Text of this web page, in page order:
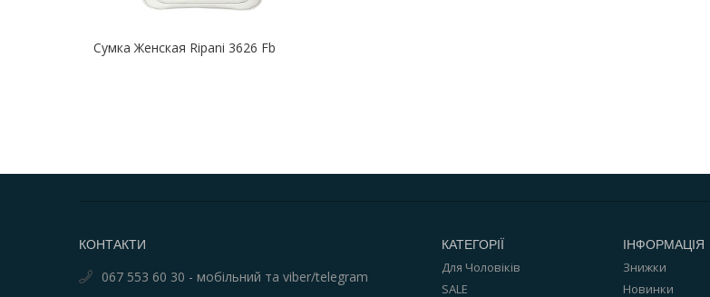
Сумка Женская Ripani 3626 Fb
КОНТАКТИ
067 553 60 30 - мобільний та viber/telegram
КАТЕГОРІЇ
Для Чоловіків
SALE
ІНФОРМАЦІЯ
Знижки
Новинки